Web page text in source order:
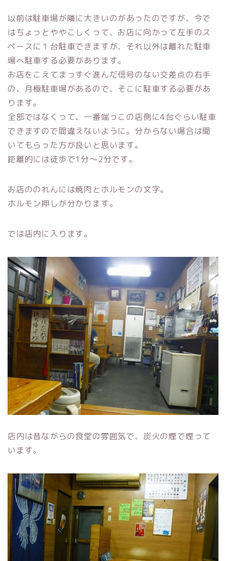
以前は駐車場が隣に大きいのがあったのですが、今で
はちょっとややこしくって、お店に向かって左手のス
ペースに１台駐車できますが、それ以外は離れた駐車
場へ駐車する必要があります。
お店をこえてまっすぐ進んだ信号のない交差点の右手
の、月極駐車場があるので、そこに駐車する必要があ
ります。
全部ではなくって、一番端っこの店側に4台ぐらい駐車
できますので間違えないように。分からない場合は聞
いてもらった方が良いと思います。
距離的には徒歩で1分～2分です。
お店ののれんには焼肉とホルモンの文字。
ホルモン押しが分かります。
では店内に入ります。
店内は昔ながらの食堂の雰囲気で、炭火の煙で煙って
います。